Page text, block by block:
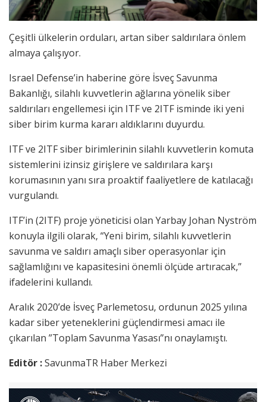
Çeşitli ülkelerin orduları, artan siber saldırılara önlem
almaya çalışıyor.
Israel Defense’in haberine göre İsveç Savunma
Bakanlığı, silahlı kuvvetlerin ağlarına yönelik siber
saldırıları engellemesi için ITF ve 2ITF isminde iki yeni
siber birim kurma kararı aldıklarını duyurdu.
ITF ve 2ITF siber birimlerinin silahlı kuvvetlerin komuta
sistemlerini izinsiz girişlere ve saldırılara karşı
korumasının yanı sıra proaktif faaliyetlere de katılacağı
vurgulandı.
ITF’in (2ITF) proje yöneticisi olan Yarbay Johan Nyström
konuyla ilgili olarak, “Yeni birim, silahlı kuvvetlerin
savunma ve saldırı amaçlı siber operasyonlar için
sağlamlığını ve kapasitesini önemli ölçüde artıracak,”
ifadelerini kullandı.
Aralık 2020’de İsveç Parlemetosu, ordunun 2025 yılına
kadar siber yeteneklerini güçlendirmesi amacı ile
çıkarılan ”Toplam Savunma Yasası”nı onaylamıştı.
Editör :SavunmaTR Haber Merkezi